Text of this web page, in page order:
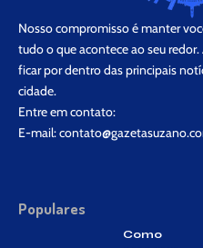
Nosso compromisso é manter
tudo o que acontece ao seu
ficar por dentro das principais
cidade.
Entre em contato:
E-mail:
Populares
Como